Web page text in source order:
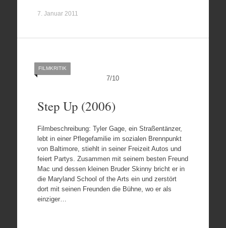
7. Januar 2011
7/10
FILMKRITIK
Step Up (2006)
Filmbeschreibung: Tyler Gage, ein Straßentänzer,
lebt in einer Pflegefamilie im sozialen Brennpunkt
von Baltimore, stiehlt in seiner Freizeit Autos und
feiert Partys. Zusammen mit seinem besten Freund
Mac und dessen kleinen Bruder Skinny bricht er in
die Maryland School of the Arts ein und zerstört
dort mit seinen Freunden die Bühne, wo er als
einziger…